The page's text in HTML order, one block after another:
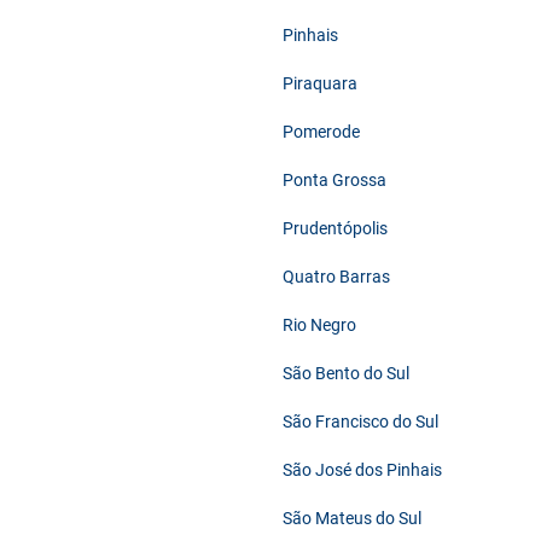
Pinhais
Piraquara
Pomerode
Ponta Grossa
Prudentópolis
Quatro Barras
Rio Negro
São Bento do Sul
São Francisco do Sul
São José dos Pinhais
São Mateus do Sul